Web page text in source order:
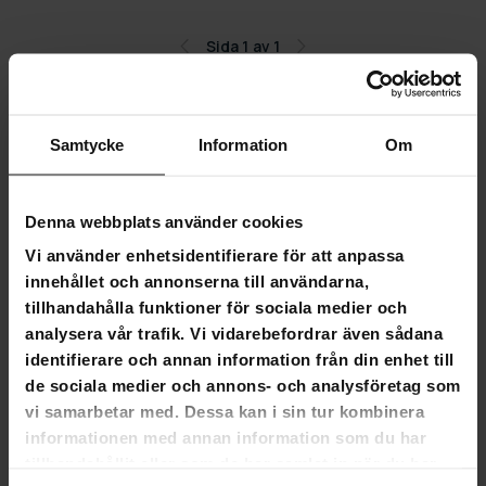
Samtycke Information Om
Denna webbplats använder cookies
Vi använder enhetsidentifierare för att anpassa
innehållet och annonserna till användarna,
tillhandahålla funktioner för sociala medier och
analysera vår trafik. Vi vidarebefordrar även sådana
identifierare och annan information från din enhet till
de sociala medier och annons- och analysföretag som
vi samarbetar med. Dessa kan i sin tur kombinera
informationen med annan information som du har
Sida 1 av 1
Varför köpa från oss?
experterna i branschen. Vi erbjuder ett brett utbud av
massagestolar av hög kvalitet, designade för att
förbättra ditt välbefinnande och din avkoppling. Jämfört
med våra konkurrenter erbjuder vi utmärkt kundservice,
konkurrenskraftiga priser och snabb leverans. Vårt mål
är att säkerställa att du hittar den perfekta
massagestolen som uppfyller alla dina behov och
förväntningar.
Massagestolar